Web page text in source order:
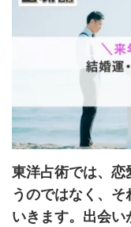
東洋占術では、恋
うのではなく、
いきます。出会